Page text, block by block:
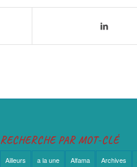
RECHERCHE PAR MOT-CLÉ
Ailleurs a la une Alfama Archives